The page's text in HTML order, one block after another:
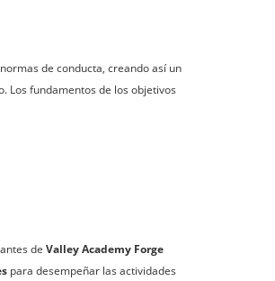
de conducta, creando así un
Los fundamentos de los objetivos
de Valley Academy Forge
para desempeñar las actividades